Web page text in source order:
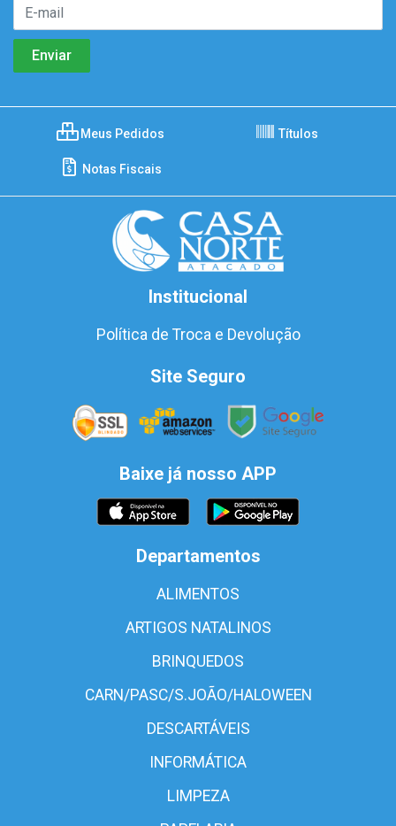
Meus Pedidos Títulos
Notas Fiscais
Institucional
Política de Troca e Devolução
Site Seguro
Baixe já nosso APP
Departamentos
ALIMENTOS
ARTIGOS NATALINOS
BRINQUEDOS
CARN/PASC/S.JOÃO/HALOWEEN
DESCARTÁVEIS
INFORMÁTICA
LIMPEZA